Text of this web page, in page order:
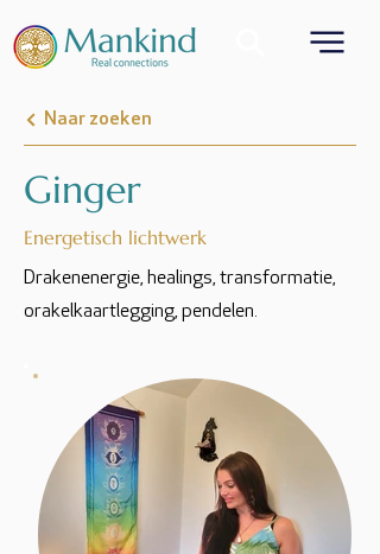
Naar zoeken
Ginger
Energetisch lichtwerk
Drakenenergie, healings, transformatie,
orakelkaartlegging, pendelen.